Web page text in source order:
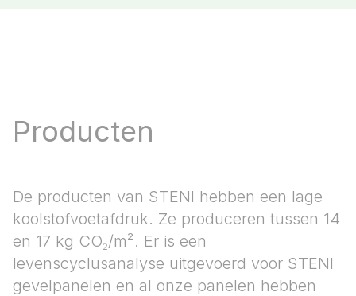
Producten
De producten van STENI hebben een lage
koolstofvoetafdruk. Ze produceren tussen 14
en 17 kg CO₂/m². Er is een
levenscyclusanalyse uitgevoerd voor STENI
gevelpanelen en al onze panelen hebben